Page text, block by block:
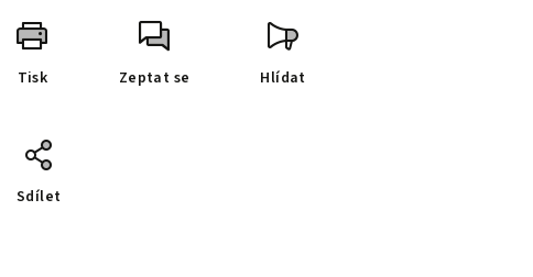
Tisk Zeptat se Hlídat
Sdílet